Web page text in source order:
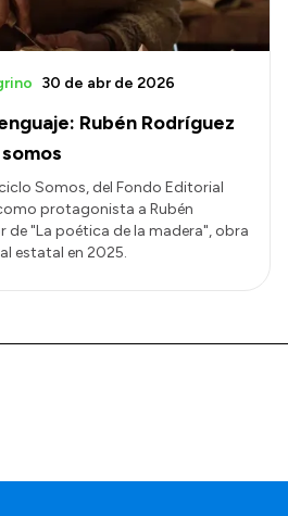
Rubén Rodríguez
30 de abr de 2026
Somos, del Fondo Editorial
protagonista a Rubén
de "La poética de la madera", obra
estatal en 2025.